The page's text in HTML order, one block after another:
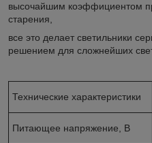
высочайшим коэффициентом
старения,
все это делает светильники
решением для сложнейших
Технические характеристики
Питающее напряжение, В